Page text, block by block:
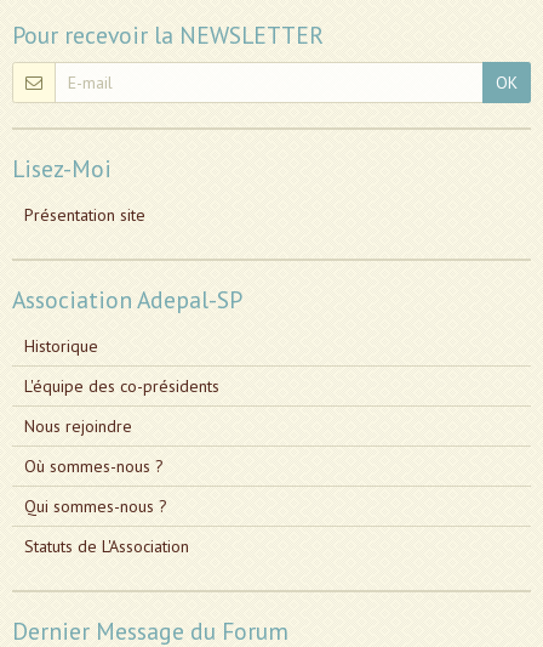
Pour recevoir la NEWSLETTER
OK
Lisez-Moi
Présentation site
Association Adepal-SP
Historique
L'équipe des co-présidents
Nous rejoindre
Où sommes-nous ?
Qui sommes-nous ?
Statuts de L'Association
Dernier Message du Forum